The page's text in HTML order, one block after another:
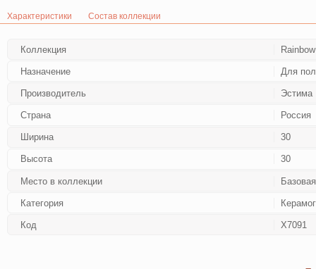
Характеристики Состав коллекции
Коллекция Rainbow
Назначение Для
Производитель Эстима
Страна Россия
Ширина 30
Высота 30
Место в коллекции
Категория
Код Х7091